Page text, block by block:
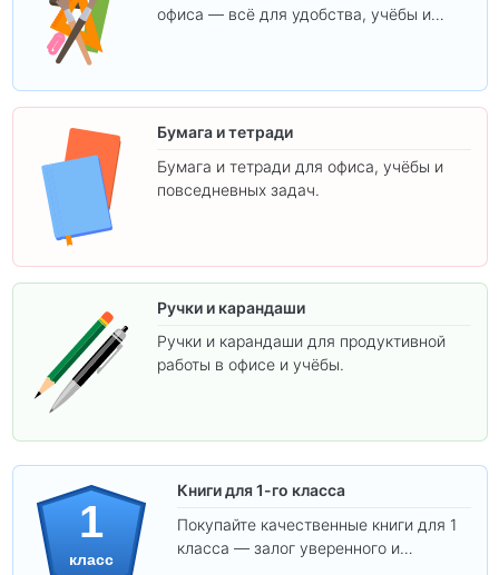
офиса — всё для удобства, учёбы и
Бумага и тетради
Бумага и тетради для офиса, учёбы и
повседневных задач.
Ручки и карандаши
Ручки и карандаши для продуктивной
работы в офисе и учёбы.
1
класс
Книги для 1-го класса
Покупайте качественные книги для 1
класса — залог уверенного и